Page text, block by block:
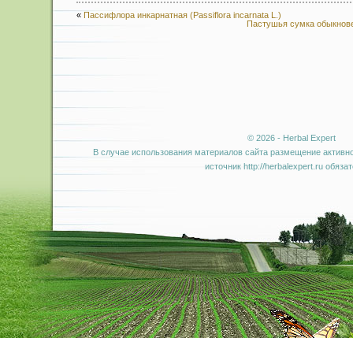
« Пассифлора инкарнатная (Passiflora incarnata L.)
Пастушья сумка
© 2026 - Herbal Expert
В случае использования материалов сайта размещение
источник http://herbalexpert.ru